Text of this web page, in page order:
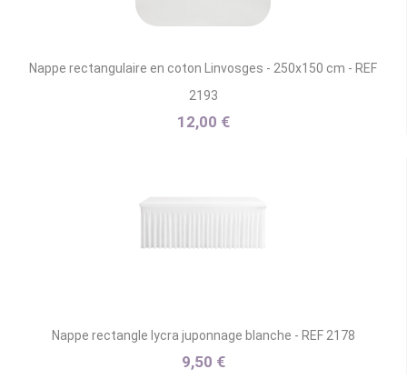
Nappe rectangulaire en coton Linvosges - 250x150 cm - REF
2193
12,00 €
Nappe rectangle lycra juponnage blanche - REF 2178
9,50 €